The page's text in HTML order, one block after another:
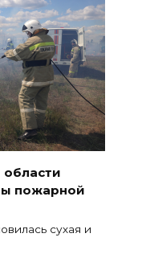
области
пожарной
сухая и